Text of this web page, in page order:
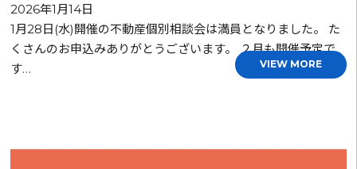
2026年1月14日
1月28日(水)開催の不動産個別相談会は満員となりました。 た
くさんのお申込みありがとうございます。 ２月も開催予定で
す…
VIEW MORE